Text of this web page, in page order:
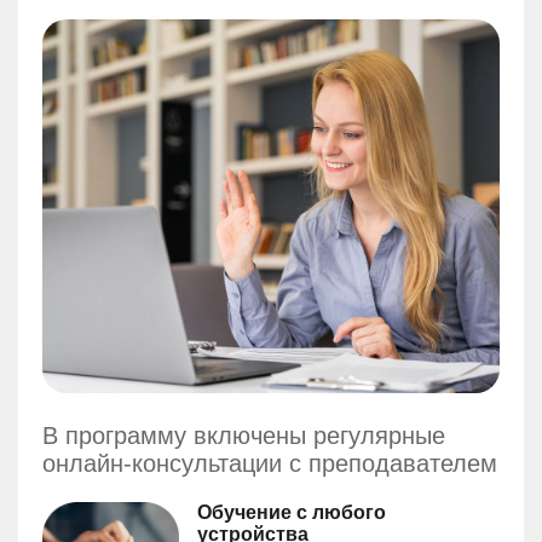
В программу включены регулярные
онлайн-консультации с преподавателем
Обучение с любого
устройства